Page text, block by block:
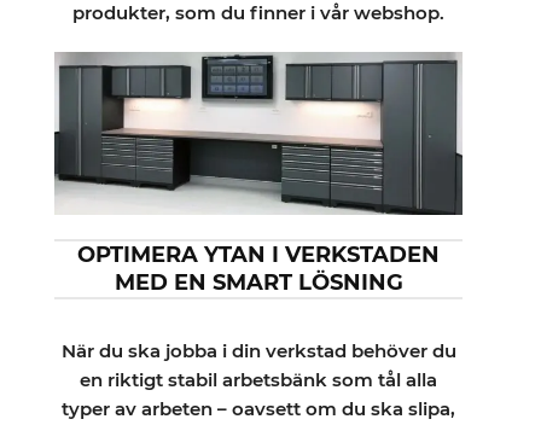
produkter, som du finner i vår webshop.
OPTIMERA YTAN I VERKSTADEN
MED EN SMART LÖSNING
När du ska jobba i din verkstad behöver du
en riktigt stabil arbetsbänk som tål alla
typer av arbeten – oavsett om du ska slipa,